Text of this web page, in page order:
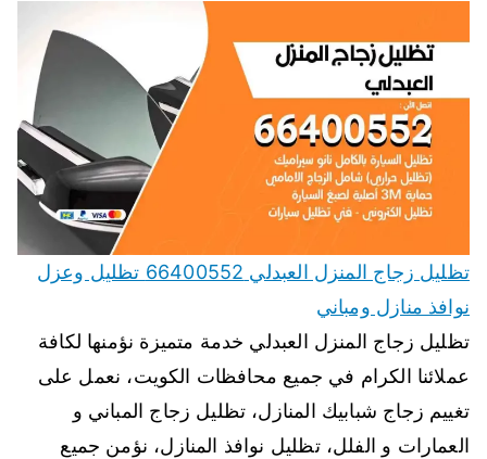
تظليل زجاج المنزل العبدلي 66400552 تظليل وعزل
نوافذ منازل ومباني
تظليل زجاج المنزل العبدلي خدمة متميزة نؤمنها لكافة
عملائنا الكرام في جميع محافظات الكويت، نعمل على
تغييم زجاج شبابيك المنازل، تظليل زجاج المباني و
العمارات و الفلل، تظليل نوافذ المنازل، نؤمن جميع